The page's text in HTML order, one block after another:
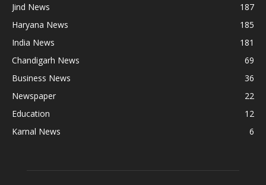
Jind News
187
Haryana News
185
India News
181
Chandigarh News
69
Business News
36
Newspaper
22
Education
12
Karnal News
6